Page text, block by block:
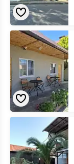
«Валентина»
гостевой
дом
на
карте
«Уют»
сектор
на
карте